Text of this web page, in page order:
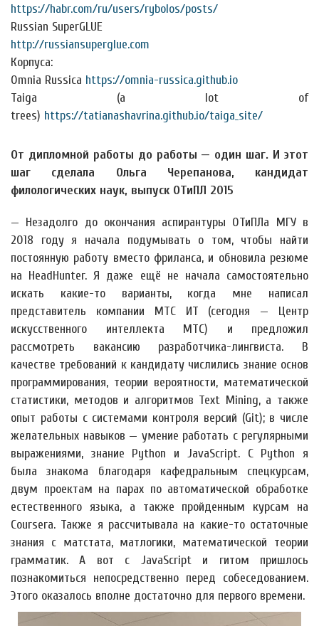
https://habr.com/ru/users/rybolos/posts/
Russian SuperGLUE
http://russiansuperglue.com
Корпуса:
Omnia Russica https://omnia-russica.github.io
Taiga (a lot of
trees) https://tatianashavrina.github.io/taiga_site/
От дипломной работы до работы — один шаг. И этот
шаг сделала Ольга Черепанова, кандидат
филологических наук, выпуск ОТиПЛ 2015
— Незадолго до окончания аспирантуры ОТиПЛа МГУ в
2018 году я начала подумывать о том, чтобы найти
постоянную работу вместо фриланса, и обновила резюме
на HeadHunter. Я даже ещё не начала самостоятельно
искать какие-то варианты, когда мне написал
представитель компании МТС ИТ (сегодня — Центр
искусственного интеллекта МТС) и предложил
рассмотреть вакансию разработчика-лингвиста. В
качестве требований к кандидату числились знание основ
программирования, теории вероятности, математической
статистики, методов и алгоритмов Text Mining, а также
опыт работы с системами контроля версий (Git); в числе
желательных навыков — умение работать с регулярными
выражениями, знание Python и JavaScript. С Python я
была знакома благодаря кафедральным спецкурсам,
двум проектам на парах по автоматической обработке
естественного языка, а также пройденным курсам на
Courserа. Также я рассчитывала на какие-то остаточные
знания с матстата, матлогики, математической теории
грамматик. А вот с JavaScript и гитом пришлось
познакомиться непосредственно перед собеседованием.
Этого оказалось вполне достаточно для первого времени.